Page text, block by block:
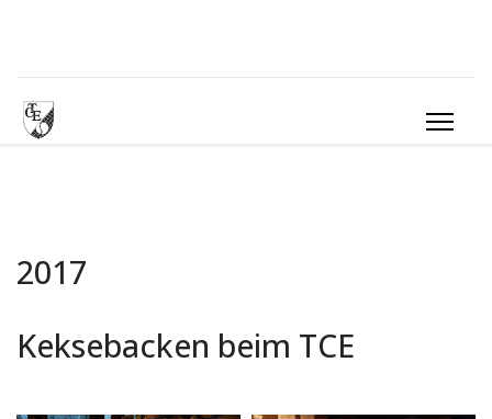
2017
Keksebacken beim TCE